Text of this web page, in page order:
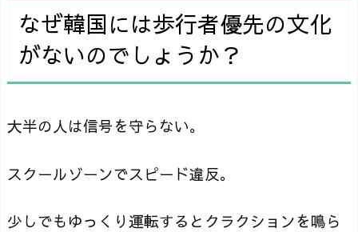
なぜ韓国には歩行者優先の文化
がないのでしょうか？
大半の人は信号を守らない。
スクールゾーンでスピード違反。
少しでもゆっくり運転するとクラクションを鳴ら